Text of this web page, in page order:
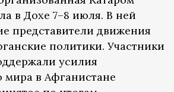
в Дохе 7–8 июля. В ней
представители движения
политики. Участники
усилия
в Афганистане